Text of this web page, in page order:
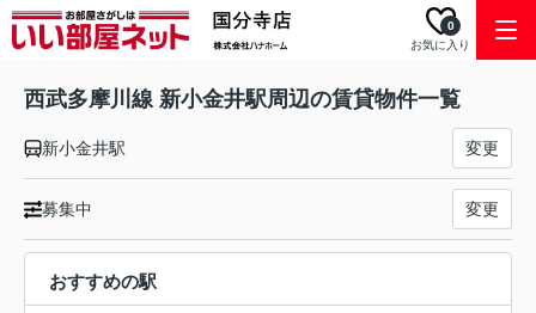
お気に入り
0
西武多摩川線 新小金井駅周辺の賃貸物件一覧
新小金井駅 変更
募集中 変更
おすすめの駅